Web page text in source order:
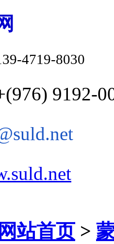
4719-8030
9192-
网站首页>